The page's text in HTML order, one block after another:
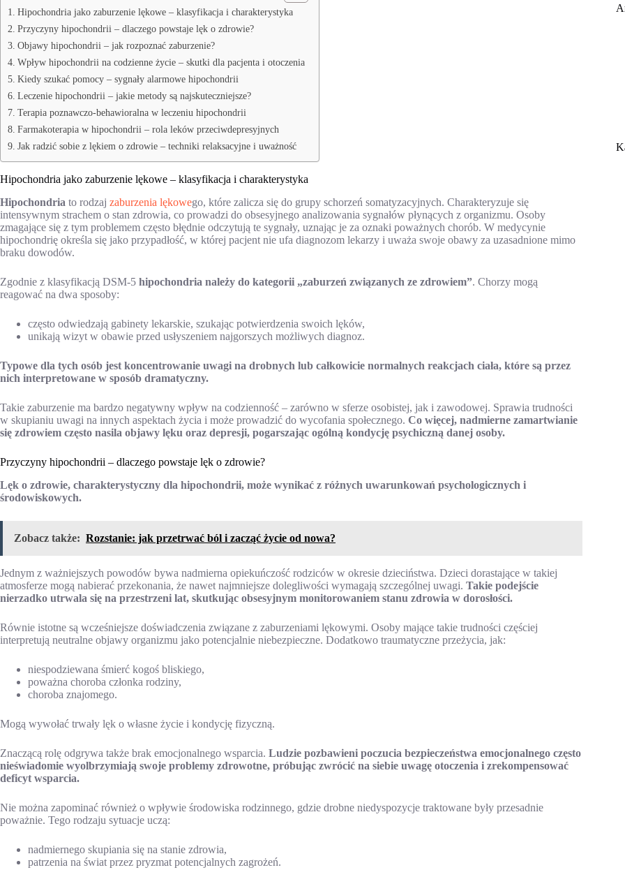
Hipochondria jako zaburzenie lękowe – klasyfikacja i charakterystyka
Przyczyny hipochondrii – dlaczego powstaje lęk o zdrowie?
Objawy hipochondrii – jak rozpoznać zaburzenie?
Wpływ hipochondrii na codzienne życie – skutki dla pacjenta i otoczenia
Kiedy szukać pomocy – sygnały alarmowe hipochondrii
Leczenie hipochondrii – jakie metody są najskuteczniejsze?
Terapia poznawczo-behawioralna w leczeniu hipochondrii
Farmakoterapia w hipochondrii – rola leków przeciwdepresyjnych
Jak radzić sobie z lękiem o zdrowie – techniki relaksacyjne i uważność
Hipochondria jako zaburzenie lękowe – klasyfikacja i charakterystyka
Hipochondria to rodzaj zaburzenia lękowego, które zalicza się do grupy schorzeń somatyzacyjnych. Charakteryzuje się
intensywnym strachem o stan zdrowia, co prowadzi do obsesyjnego analizowania sygnałów płynących z organizmu. Osoby
zmagające się z tym problemem często błędnie odczytują te sygnały, uznając je za oznaki poważnych chorób. W medycynie
hipochondrię określa się jako przypadłość, w której pacjent nie ufa diagnozom lekarzy i uważa swoje obawy za uzasadnione mimo
braku dowodów.
Zgodnie z klasyfikacją DSM-5 hipochondria należy do kategorii „zaburzeń związanych ze zdrowiem”. Chorzy mogą
reagować na dwa sposoby:
często odwiedzają gabinety lekarskie, szukając potwierdzenia swoich lęków,
unikają wizyt w obawie przed usłyszeniem najgorszych możliwych diagnoz.
Typowe dla tych osób jest koncentrowanie uwagi na drobnych lub całkowicie normalnych reakcjach ciała, które są przez
nich interpretowane w sposób dramatyczny.
Takie zaburzenie ma bardzo negatywny wpływ na codzienność – zarówno w sferze osobistej, jak i zawodowej. Sprawia trudności
w skupianiu uwagi na innych aspektach życia i może prowadzić do wycofania społecznego. Co więcej, nadmierne zamartwianie
się zdrowiem często nasila objawy lęku oraz depresji, pogarszając ogólną kondycję psychiczną danej osoby.
Przyczyny hipochondrii – dlaczego powstaje lęk o zdrowie?
Lęk o zdrowie, charakterystyczny dla hipochondrii, może wynikać z różnych uwarunkowań psychologicznych i
środowiskowych.
Zobacz także: Rozstanie: jak przetrwać ból i zacząć życie od nowa?
Jednym z ważniejszych powodów bywa nadmierna opiekuńczość rodziców w okresie dzieciństwa. Dzieci dorastające w takiej
atmosferze mogą nabierać przekonania, że nawet najmniejsze dolegliwości wymagają szczególnej uwagi. Takie podejście
nierzadko utrwala się na przestrzeni lat, skutkując obsesyjnym monitorowaniem stanu zdrowia w dorosłości.
Równie istotne są wcześniejsze doświadczenia związane z zaburzeniami lękowymi. Osoby mające takie trudności częściej
interpretują neutralne objawy organizmu jako potencjalnie niebezpieczne. Dodatkowo traumatyczne przeżycia, jak:
niespodziewana śmierć kogoś bliskiego,
poważna choroba członka rodziny,
choroba znajomego.
Mogą wywołać trwały lęk o własne życie i kondycję fizyczną.
Znaczącą rolę odgrywa także brak emocjonalnego wsparcia. Ludzie pozbawieni poczucia bezpieczeństwa emocjonalnego często
nieświadomie wyolbrzymiają swoje problemy zdrowotne, próbując zwrócić na siebie uwagę otoczenia i zrekompensować
deficyt wsparcia.
Nie można zapominać również o wpływie środowiska rodzinnego, gdzie drobne niedyspozycje traktowane były przesadnie
poważnie. Tego rodzaju sytuacje uczą:
nadmiernego skupiania się na stanie zdrowia,
patrzenia na świat przez pryzmat potencjalnych zagrożeń.